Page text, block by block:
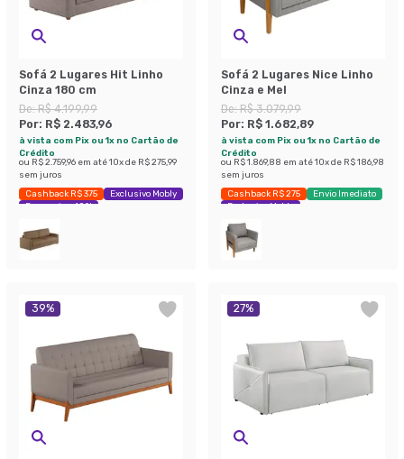
Sofá 2 Lugares Hit Linho
Cinza 180 cm
De:R$ 4.199,99
Por: R$ 2.483,96
à vista com Pix ou 1x no Cartão de
Crédito
ou R$ 2.759,96 em até10x de R$ 275,99
sem juros
Cashback R$ 375
Exclusivo Mobly
Economize 40%
Sofá 2 Lugares Nice Linho
Cinza e Mel
De:R$ 3.079,99
Por: R$ 1.682,89
à vista com Pix ou 1x no Cartão de
Crédito
ou R$ 1.869,88 em até10x de R$ 186,98
sem juros
Cashback R$ 275
Envio Imediato
Exclusivo Mobly
39% 27%